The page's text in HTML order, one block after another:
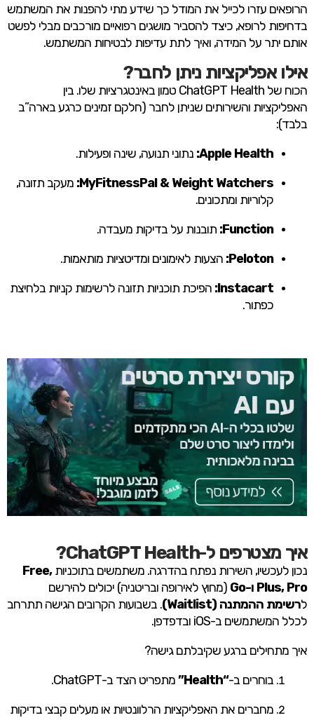
הרופאים עזרו לכייל את המודל כך שידע מתי להפנות את המשתמש
בדחיפות לרופא, כיצד להסביר מושגים רפואיים מורכבים מבלי לפשט
אותם יתר על המידה, ואיך לתת עדיפות לבטיחות המשתמש.
אילו אפליקציות ניתן לחבר?
הכוח של ChatGPT Health טמון באינטגרציות שלו. בין
האפליקציות והשירותים שניתן לחבר (חלקם זמינים כרגע בארה”ב
בלבד):
Apple Health: נתוני תנועה, שינה ופעילות.
MyFitnessPal & Weight Watchers: מעקב תזונה,
קלוריות ומתכונים.
Function: תובנות על בדיקות מעבדה.
Peloton: הצעות לאימונים ומדיטציות מותאמות.
Instacart: הפיכת תוכניות תזונה לרשימות קניות בלחיצת
כפתור.
איך מצטרפים ל-ChatGPT Health?
נכון לעכשיו, השירות נפתח בהדרגה. משתמשים בתוכניותFree,
Plus, Pro ו-Go
(מחוץ לאירופה ובריטניה) יכולים להירשם
לרשימת ההמתנה (Waitlist)
. בשבועות הקרובים הגישה תתרחב
לכלל המשתמשים ב-iOS ובדפדפן.
איך מתחילים ברגע שקיבלתם גישה?
בוחרים ב-“Health”
מתפריט הצד ב-ChatGPT.
מחברים את האפליקציות הרלוונטיות או מעלים קבצי בדיקות